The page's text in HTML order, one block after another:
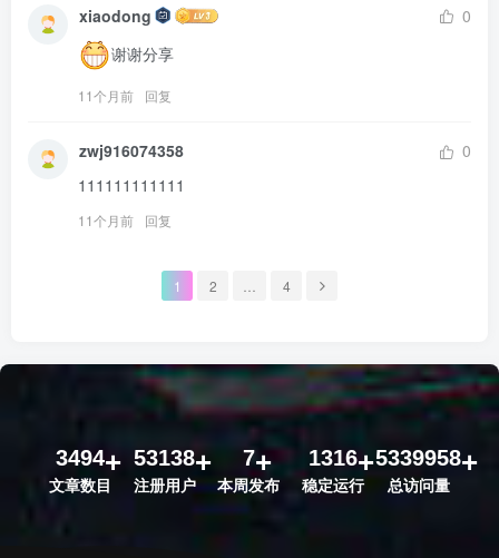
xiaodong
0
谢谢分享
11个月前 回复
zwj916074358
0
111111111111
11个月前 回复
1 2 4
3494
文章数目
53138
注册用户
7
本周发布
1316
稳定运行
5339958
总访问量